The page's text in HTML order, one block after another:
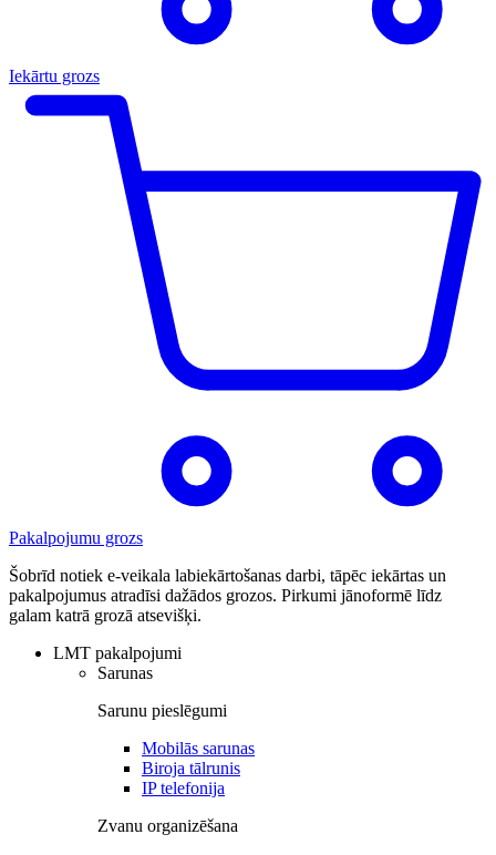
Iekārtu grozs
Pakalpojumu grozs
Šobrīd notiek e-veikala labiekārtošanas darbi, tāpēc iekārtas un
pakalpojumus atradīsi dažādos grozos. Pirkumi jānoformē līdz
galam katrā grozā atsevišķi.
LMT pakalpojumi
Sarunas
Sarunu pieslēgumi
Mobilās sarunas
Biroja tālrunis
IP telefonija
Zvanu organizēšana